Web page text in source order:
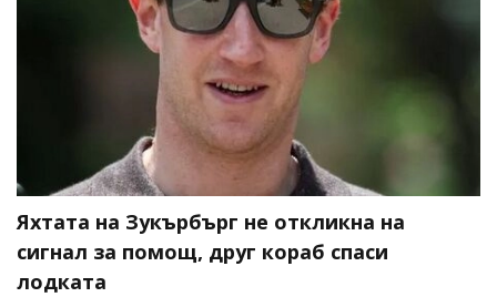
Яхтата на Зукърбърг не откликна на
сигнал за помощ, друг кораб спаси
лодката